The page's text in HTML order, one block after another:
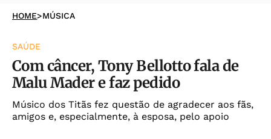
HOME>MÚSICA
SAÚDE
Com câncer, Tony Bellotto fala de
Malu Mader e faz pedido
Músico dos Titãs fez questão de agradecer aos fãs,
amigos e, especialmente, à esposa, pelo apoio